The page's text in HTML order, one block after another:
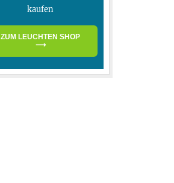
kaufen
ZUM LEUCHTEN SHOP
⟶